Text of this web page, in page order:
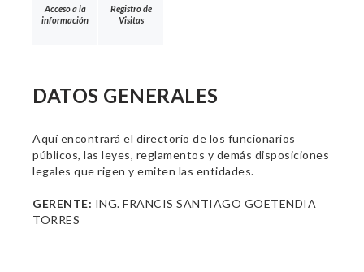
Acceso a la
información
Registro de
Visitas
DATOS GENERALES
Aquí encontrará el directorio de los funcionarios
públicos, las leyes, reglamentos y demás disposiciones
legales que rigen y emiten las entidades.
GERENTE: ING. FRANCIS SANTIAGO GOETENDIA
TORRES